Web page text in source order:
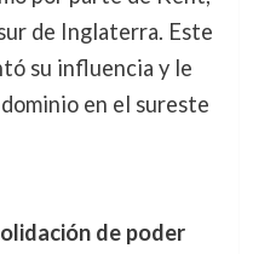
de Inglaterra. Este
su influencia y le
en el sureste
de poder